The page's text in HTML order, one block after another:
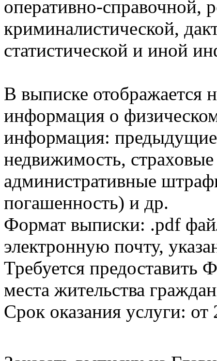
оперативно-справочной,
криминалистической,
статистической и иной
В выписке отображается
информация о
информация:
недвижимость,
административные
погашенность) и др.
Формат выписки: .pdf
электронную почту,
Требуется
места жительства
Срок оказания услуги: от